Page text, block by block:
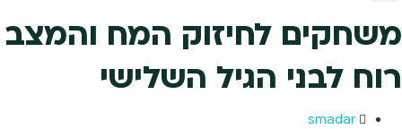
משחקים לחיזוק המח והמצב
רוח לבני הגיל השלישי
smadar